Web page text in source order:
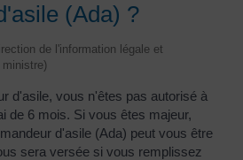
(Ada) ?
de l'information légale et
d'asile, vous n'êtes pas autorisé à
de 6 mois. Si vous êtes majeur,
d'asile (Ada) peut vous être
sera versée si vous remplissez